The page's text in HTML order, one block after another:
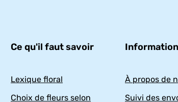
Ce qu'il faut savoir
Lexique floral
Choix de fleurs selon
À propos de
Suivi des